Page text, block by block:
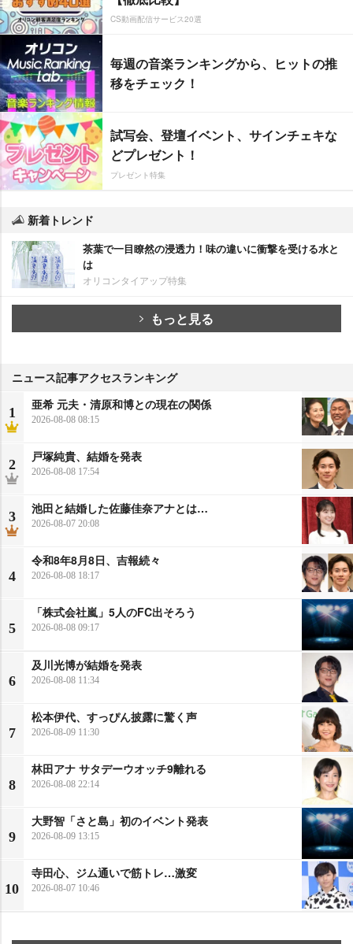
CS動画配信サービス20選
毎週の音楽ランキングから、ヒットの推
移をチェック！
試写会、登壇イベント、サインチェキな
どプレゼント！
プレゼント特集
新着トレンド
茶葉で一目瞭然の浸透力！味の違いに衝撃を受ける水と
は
オリコンタイアップ特集
もっと見る
ニュース記事アクセスランキング
1
亜希 元夫・清原和博との現在の関係
2026-08-08 08:15
2
戸塚純貴、結婚を発表
2026-08-08 17:54
3
池田と結婚した佐藤佳奈アナとは…
2026-08-07 20:08
4
令和8年8月8日、吉報続々
2026-08-08 18:17
5
「株式会社嵐」5人のFC出そろう
2026-08-08 09:17
6
及川光博が結婚を発表
2026-08-08 11:34
7
松本伊代、すっぴん披露に驚く声
2026-08-09 11:30
8
林田アナ サタデーウオッチ9離れる
2026-08-08 22:14
9
大野智「さと島」初のイベント発表
2026-08-09 13:15
10
寺田心、ジム通いで筋トレ…激変
2026-08-07 10:46